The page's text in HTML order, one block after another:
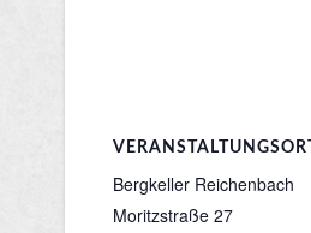
VERANSTALTUNGSORT
Bergkeller Reichenbach
Moritzstraße 27